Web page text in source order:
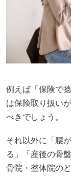
例えば「保険で
は保険取り扱い
べきでしょう。
それ以外に「腰
る」「産後の骨
骨院・整体院の